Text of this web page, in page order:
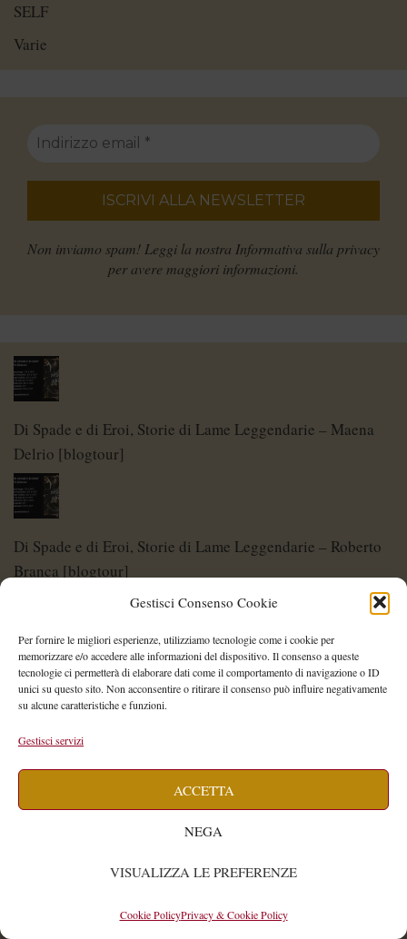
Gestisci Consenso Cookie
Per fornire le migliori esperienze, utilizziamo tecnologie come i cookie per
memorizzare e/o accedere alle informazioni del dispositivo. Il consenso a queste
tecnologie ci permetterà di elaborare dati come il comportamento di navigazione o ID
unici su questo sito. Non acconsentire o ritirare il consenso può influire negativamente
su alcune caratteristiche e funzioni.
Gestisci servizi
ACCETTA
NEGA
VISUALIZZA LE PREFERENZE
Cookie PolicyPrivacy & Cookie Policy
SELF
Varie
Non inviamo spam! Leggi la nostra Informativa sulla privacy
per avere maggiori informazioni.
Di Spade e di Eroi, Storie di Lame Leggendarie – Maena
Delrio [blogtour]
Di Spade e di Eroi, Storie di Lame Leggendarie – Roberto
Branca [blogtour]
“Il prezzo della Notte” di Fabrizio De Sanctis – blogtour